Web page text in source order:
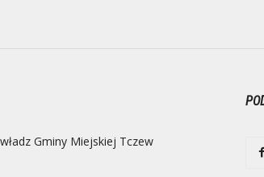
Gminy Miejskiej Tczew